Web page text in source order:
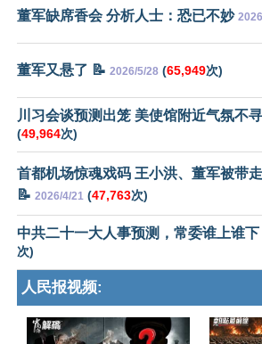
董军缺席香会 分析人士：恐已不妙
董军又悬了 📝 2026/5/28 (65,949次)
川习会谈预测出笼 美使馆附近气氛不
(49,964次)
首都机场惊魂戏码 王小洪、董军被带走
📝 2026/4/21 (47,763次)
中共二十一大人事预测，常委谁上谁下
次)
人民报视频: